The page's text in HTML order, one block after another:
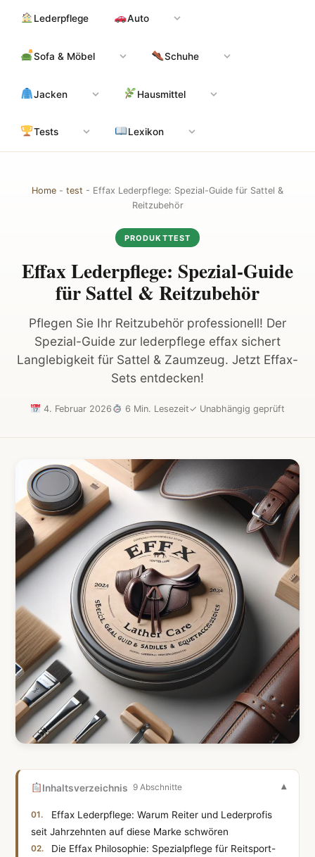
Inhalt
Lederpflege Auto
Sofa & Möbel Schuhe
Jacken Hausmittel
Tests Lexikon
Home - test - Effax Lederpflege: Spezial-Guide für Sattel &
Reitzubehör
PRODUKTTEST
Effax Lederpflege: Spezial-Guide
für Sattel & Reitzubehör
Pflegen Sie Ihr Reitzubehör professionell! Der
Spezial-Guide zur lederpflege effax sichert
Langlebigkeit für Sattel & Zaumzeug. Jetzt Effax-
Sets entdecken!
4. Februar 2026 6 Min. Lesezeit✓ Unabhängig geprüft
Inhaltsverzeichnis 9 Abschnitte
Effax Lederpflege: Warum Reiter und Lederprofis
seit Jahrzehnten auf diese Marke schwören
Die Effax Philosophie: Spezialpflege für Reitsport-